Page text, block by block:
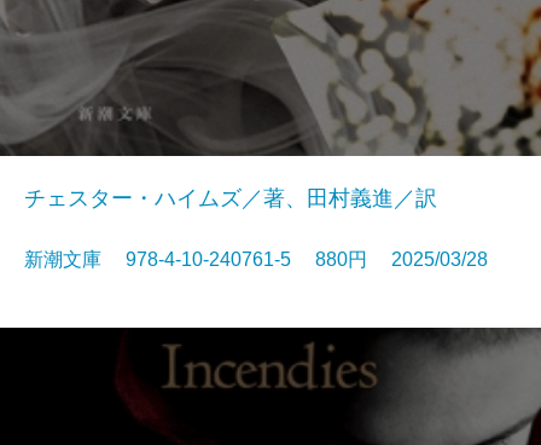
チェスター・ハイムズ／著、田村義進／訳
新潮文庫 978-4-10-240761-5 880円 2025/03/28